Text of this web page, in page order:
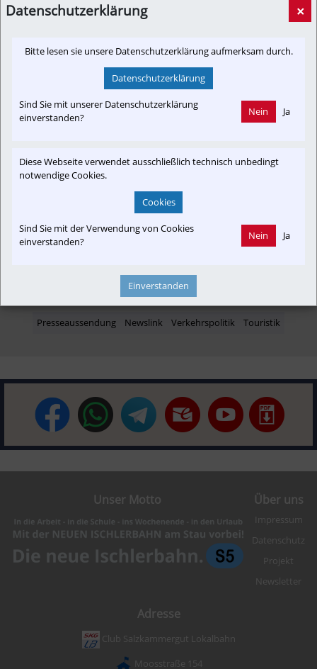
Newslink: Klicken Sie hier um auf den externen Artikel von
Austria-In-Motion
Club SKGLB
Presseaussendung Newslink Verkehrspolitik Touristik
Unser Motto Über uns
Impressum
Datenschutz
Projekt
Newsletter
Adresse
Club Salzkammergut Lokalbahn
Moosstraße 154
Datenschutzerklärung ×
Bitte lesen sie unsere Datenschutzerklärung aufmerksam durch.
Datenschutzerklärung
Sind Sie mit unserer Datenschutzerklärung
einverstanden?
Nein Ja
Diese Webseite verwendet ausschließlich technisch unbedingt
notwendige Cookies.
Cookies
Sind Sie mit der Verwendung von Cookies
einverstanden?
Nein Ja
Einverstanden